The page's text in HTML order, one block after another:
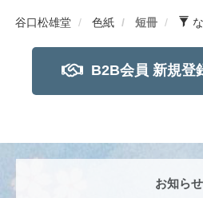
谷口松雄堂 色紙 短冊 な
B2B会員 新規登
お知らせ